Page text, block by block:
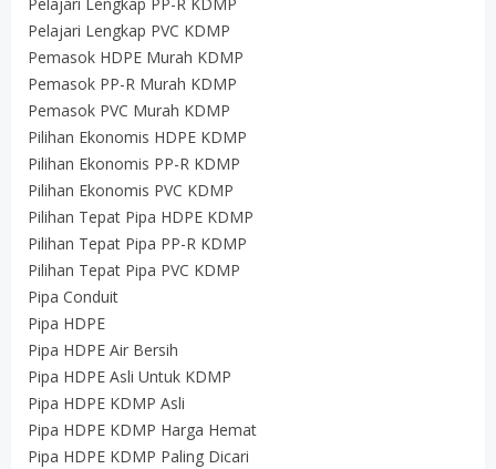
Pelajari Lengkap PVC KDMP
Pemasok HDPE Murah KDMP
Pemasok PP-R Murah KDMP
Pemasok PVC Murah KDMP
Pilihan Ekonomis HDPE KDMP
Pilihan Ekonomis PP-R KDMP
Pilihan Ekonomis PVC KDMP
Pilihan Tepat Pipa HDPE KDMP
Pilihan Tepat Pipa PP-R KDMP
Pilihan Tepat Pipa PVC KDMP
Pipa Conduit
Pipa HDPE
Pipa HDPE Air Bersih
Pipa HDPE Asli Untuk KDMP
Pipa HDPE KDMP Asli
Pipa HDPE KDMP Harga Hemat
Pipa HDPE KDMP Paling Dicari